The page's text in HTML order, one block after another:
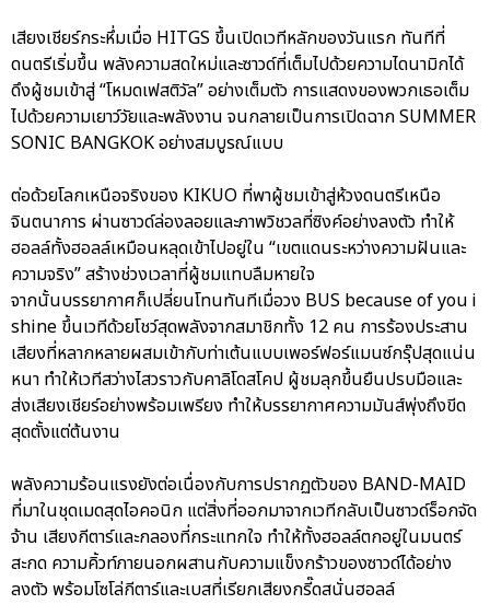
เสียงเชียร์กระหึ่มเมื่อ HITGS ขึ้นเปิดเวทีหลักของวันแรก ทันทีที่
ดนตรีเริ่มขึ้น พลังความสดใหม่และซาวด์ที่เต็มไปด้วยความไดนามิกได้
ดึงผู้ชมเข้าสู่ “โหมดเฟสติวัล” อย่างเต็มตัว การแสดงของพวกเธอเต็ม
ไปด้วยความเยาว์วัยและพลังงาน จนกลายเป็นการเปิดฉาก SUMMER
SONIC BANGKOK อย่างสมบูรณ์แบบ
ต่อด้วยโลกเหนือจริงของ KIKUO ที่พาผู้ชมเข้าสู่ห้วงดนตรีเหนือ
จินตนาการ ผ่านซาวด์ล่องลอยและภาพวิชวลที่ซิงค์อย่างลงตัว ทำให้
ฮอลล์ทั้งฮอลล์เหมือนหลุดเข้าไปอยู่ใน “เขตแดนระหว่างความฝันและ
ความจริง” สร้างช่วงเวลาที่ผู้ชมแทบลืมหายใจ
จากนั้นบรรยากาศก็เปลี่ยนโทนทันทีเมื่อวง BUS because of you i
shine ขึ้นเวทีด้วยโชว์สุดพลังจากสมาชิกทั้ง 12 คน การร้องประสาน
เสียงที่หลากหลายผสมเข้ากับท่าเต้นแบบเพอร์ฟอร์แมนซ์กรุ๊ปสุดแน่น
หนา ทำให้เวทีสว่างไสวราวกับคาลิโดสโคป ผู้ชมลุกขึ้นยืนปรบมือและ
ส่งเสียงเชียร์อย่างพร้อมเพรียง ทำให้บรรยากาศความมันส์พุ่งถึงขีด
สุดตั้งแต่ต้นงาน
พลังความร้อนแรงยังต่อเนื่องกับการปรากฏตัวของ BAND-MAID
ที่มาในชุดเมดสุดไอคอนิก แต่สิ่งที่ออกมาจากเวทีกลับเป็นซาวด์ร็อกจัด
จ้าน เสียงกีตาร์และกลองที่กระแทกใจ ทำให้ทั้งฮอลล์ตกอยู่ในมนตร์
สะกด ความคิ้วท์ภายนอกผสานกับความแข็งกร้าวของซาวด์ได้อย่าง
ลงตัว พร้อมโซโล่กีตาร์และเบสที่เรียกเสียงกรี๊ดสนั่นฮอลล์